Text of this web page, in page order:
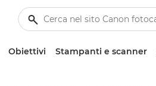
Obiettivi Stampanti e scanner